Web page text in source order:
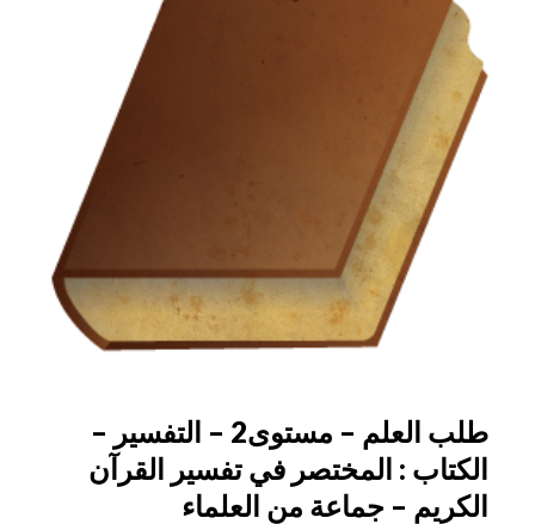
طلب العلم – مستوى2 – التفسير –
الكتاب : المختصر في تفسير القرآن
الكريم – جماعة من العلماء